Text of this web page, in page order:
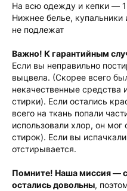
На всю одежду и кепки —
Нижнее белье,
не подлежат
Важно! К гарантийным
Если вы неправильно
выцвела. (Скорее всего
некачественные
стирки). Если остались
всего на ткань попали
использовали хлор, он
стирок). Если вы
отстирывается.
Помните! Наша миссия —
остались довольны,